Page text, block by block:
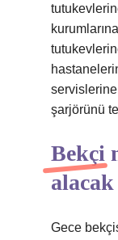
şarjörünü
Bekçi
alacak
Gece